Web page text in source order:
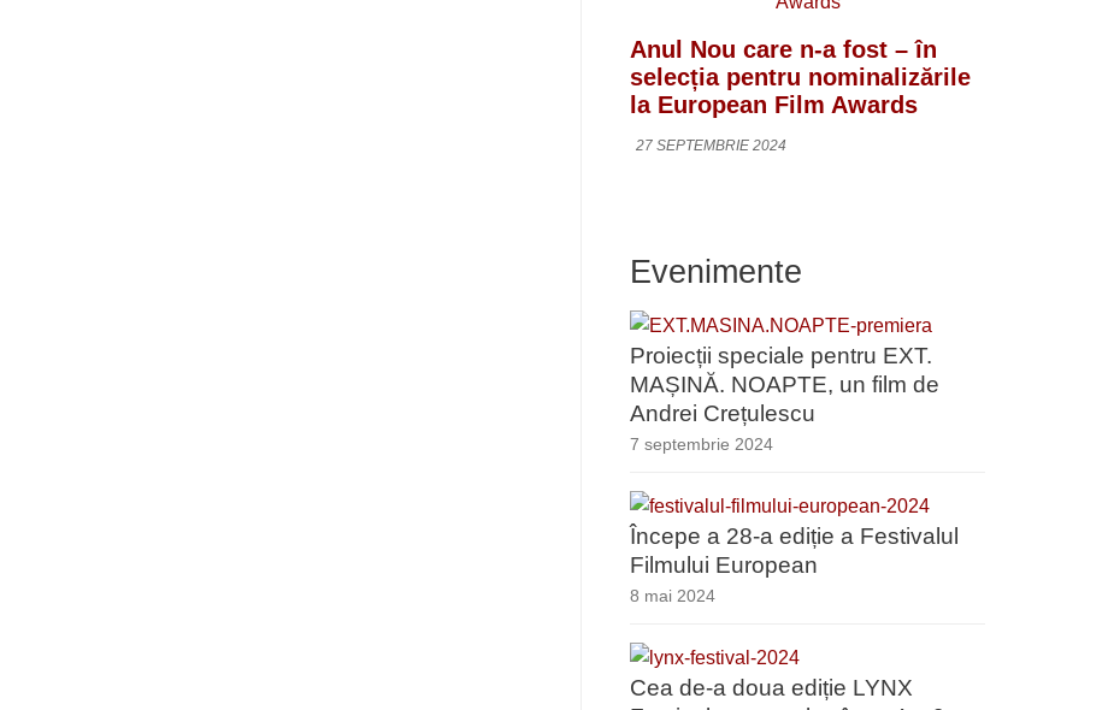
Anul Nou care n-a fost – în
selecția pentru nominalizările
la European Film Awards
27 SEPTEMBRIE 2024
Evenimente
Proiecții speciale pentru EXT.
MAȘINĂ. NOAPTE, un film de
Andrei Crețulescu
7 septembrie 2024
Începe a 28-a ediție a Festivalul
Filmului European
8 mai 2024
Cea de-a doua ediție LYNX